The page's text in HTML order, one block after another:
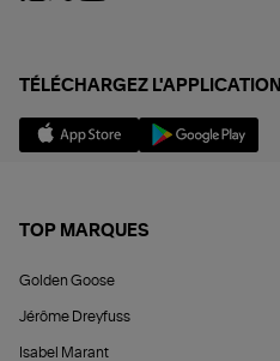
TÉLÉCHARGEZ L'APPLICATION
TOP MARQUES
Golden Goose
Jérôme Dreyfuss
Isabel Marant